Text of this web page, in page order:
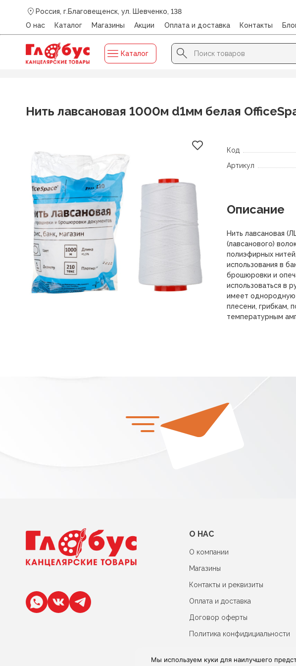
Россия, г.Благовещенск, ул. Шевченко, 138
О нас
Каталог Магазины Акции Оплата и доставка Контакты
Каталог
Search
for:
Search Button
Главная /Каталог/ ТОВАРЫ ДЛЯ КАССИРОВ И ОПЛОМБИРОВАНИЯ/Нить
Нить лавсановая 1000м d1мм белая
Код
Артикул
Описание
Нить лавсановая
(лавсанового)
полиэфирных
использования в
брошюровки и
использоваться в
имеет однородную
плесени, грибкам,
температурным
О НАС
О компании
Магазины
Контакты и реквизиты
Оплата и доставка
Договор оферты
Политика конфидициальности
Мы используем куки для наилучшего